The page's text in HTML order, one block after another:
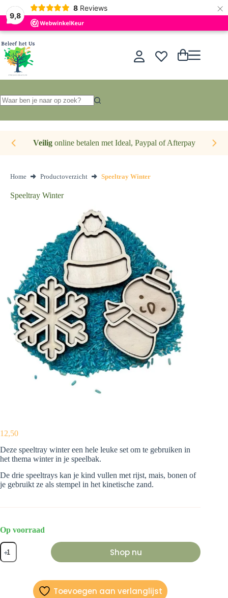
9,8
8 Reviews ×
Ga
naar
de
inhoud
Winkelwagen
resultaten
Veiligonline betalen met Ideal, Paypal of Afterpay
Home Productoverzicht Speeltray Winter
Speeltray Winter
12,50
Deze speeltray winter een hele leuke set om te gebruiken in
het thema winter in je speelbak.
De drie speeltrays kan je kind vullen met rijst, mais, bonen of
je gebruikt ze als stempel in het kinetische zand.
Op voorraad
Speeltray
Winter
aantal
Shop nu
Toevoegen aan verlanglijst